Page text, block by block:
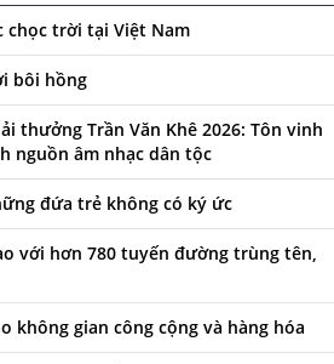
chọc trời tại Việt Nam
bôi hồng
thưởng Trần Văn Khê 2026: Tôn vinh
nguồn âm nhạc dân tộc
đứa trẻ không có ký ức
với hơn 780 tuyến đường trùng tên,
không gian công cộng và hàng hóa